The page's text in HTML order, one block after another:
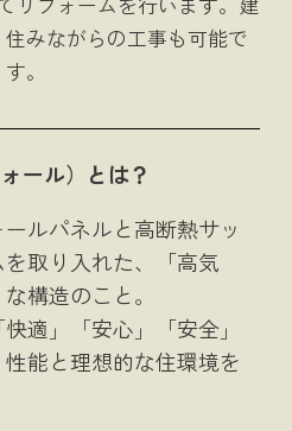
みながらの工事も可能で
す。
ール）とは？
ルパネルと高断熱サッ
取り入れた、「高気
構造のこと。
適」「安心」「安全」
能と理想的な住環境を